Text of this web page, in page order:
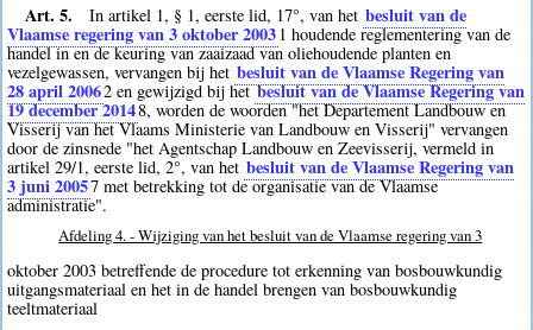
Art. 5. In artikel 1, § 1, eerste lid, 17°, van het besluit van de
Vlaamse regering van 3 oktober 2003 1 houdende reglementering van de
handel in en de keuring van zaaizaad van oliehoudende planten en
vezelgewassen, vervangen bij het besluit van de Vlaamse Regering van
28 april 20062 en gewijzigd bij hetbesluit van de Vlaamse Regering van
19 december 20148, worden de woorden "het Departement Landbouw en
Visserij van het Vlaams Ministerie van Landbouw en Visserij" vervangen
door de zinsnede "het Agentschap Landbouw en Zeevisserij, vermeld in
artikel 29/1, eerste lid, 2°, van het besluit van de Vlaamse Regering van
3 juni 20057 met betrekking tot de organisatie van de Vlaamse
administratie".
Afdeling 4. - Wijziging van het besluit van de Vlaamse regering van 3
oktober 2003 betreffende de procedure tot erkenning van bosbouwkundig
uitgangsmateriaal en het in de handel brengen van bosbouwkundig
teeltmateriaal